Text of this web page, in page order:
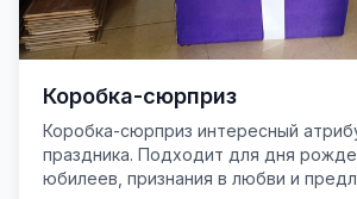
Коробка-сюрприз
Коробка-сюрприз интересный
праздника. Подходит для дня
юбилеев, признания в любви и